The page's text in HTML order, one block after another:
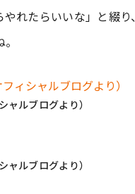
れたらいいな」と綴
ャルブログより）
ャルブログより）